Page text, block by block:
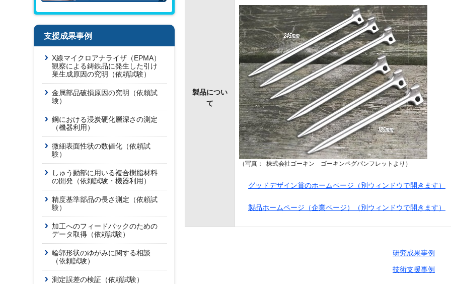
支援成果事例
X線マイクロアナライザ（EPMA）
観察による鋳鉄品に発生した引け
巣生成原因の究明（依頼試験）
金属部品破損原因の究明（依頼試
験）
鋼における浸炭硬化層深さの測定
（機器利用）
微細表面性状の数値化（依頼試
験）
しゅう動部に用いる複合樹脂材料
の開発（依頼試験・機器利用）
精度基準部品の長さ測定（依頼試
験）
加工へのフィードバックのための
データ取得（依頼試験）
輪郭形状のゆがみに関する相談
（依頼試験）
測定誤差の検証（依頼試験）
製品につい
て
（写真： 株式会社ゴーキン ゴーキンペグパンフレットより）
グッドデザイン賞のホームページ（別ウィンドウで開きます）
製品ホームページ（企業ページ）（別ウィンドウで開きます）
研究成果事例
技術支援事例